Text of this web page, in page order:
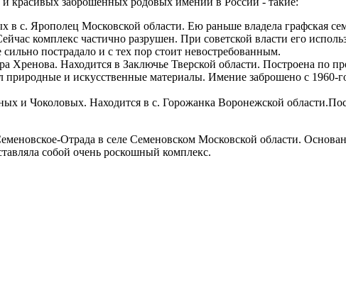
в с. Ярополец Московской области. Ею раньше владела графская
комплекс частично разрушен. При советской власти его
пострадало и с тех пор стоит невостребованным.
Хренова. Находится в Заключье Тверской области. Построена по
природные и искусственные материалы. Имение заброшено с 1960-
и Чоколовых. Находится в с. Горожанка Воронежской
Отрада в селе Семеновском Московской области.
собой очень роскошный комплекс.